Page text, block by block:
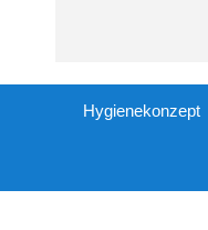
Hygienekonzept